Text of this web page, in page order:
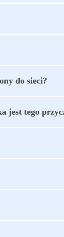
do sieci?
jest tego